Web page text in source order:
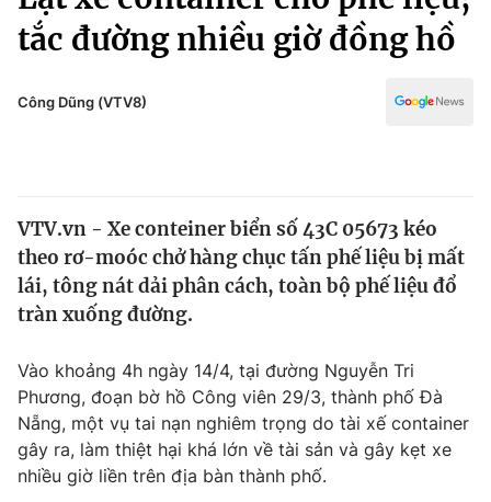
Chuyên mục
Chính trị
Xã hội
Y tế
Thế giới
Thế giới đó đây
Câu chuyện quốc tế
Kinh tế
Tài chính
Thị trường
Dữ liệu và đời sống
Thể thao
Văn hóa - Giải trí
Giáo dục
tắc đường nhiều giờ đồng hồ
Công Dũng (VTV8)
VTV.vn - Xe conteiner biển số 43C 05673 kéo
theo rơ-moóc chở hàng chục tấn phế liệu bị mất
lái, tông nát dải phân cách, toàn bộ phế liệu đổ
tràn xuống đường.
Vào khoảng 4h ngày 14/4, tại đường Nguyễn Tri
Phương, đoạn bờ hồ Công viên 29/3, thành phố Đà
Nẵng, một vụ tai nạn nghiêm trọng do tài xế container
gây ra, làm thiệt hại khá lớn về tài sản và gây kẹt xe
nhiều giờ liền trên địa bàn thành phố.